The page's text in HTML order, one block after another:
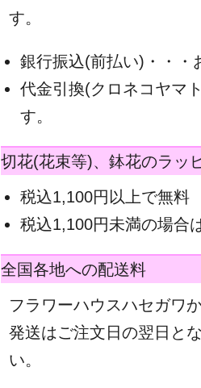
す。
銀行振込(前払い)・・・
代金引換(クロネコヤマ
す。
切花(花束等)、鉢花のラッ
税込1,100円以上で無料
税込1,100円未満の場合
全国各地への配送料
フラワーハウスハセガワ
発送はご注文日の翌日と
い。